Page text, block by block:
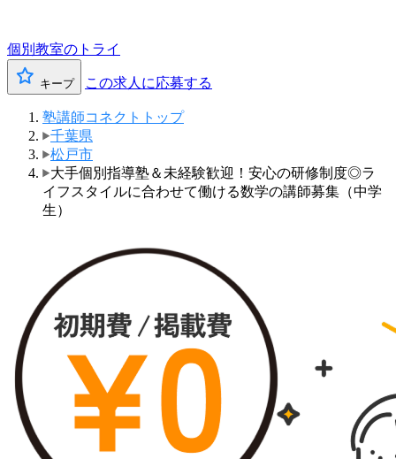
個別教室のトライ
キープ この求人に応募する
塾講師コネクトトップ
千葉県
松戸市
大手個別指導塾＆未経験歓迎！安心の研修制度◎ラ
イフスタイルに合わせて働ける数学の講師募集（中学
生）